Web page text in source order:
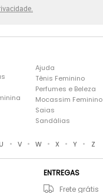
Ajuda
Tênis Feminino
Perfumes e Beleza
Mocassim Feminino
Saias
Sandálias
U • V • W • X • Y • Z
ENTREGAS
Frete grátis